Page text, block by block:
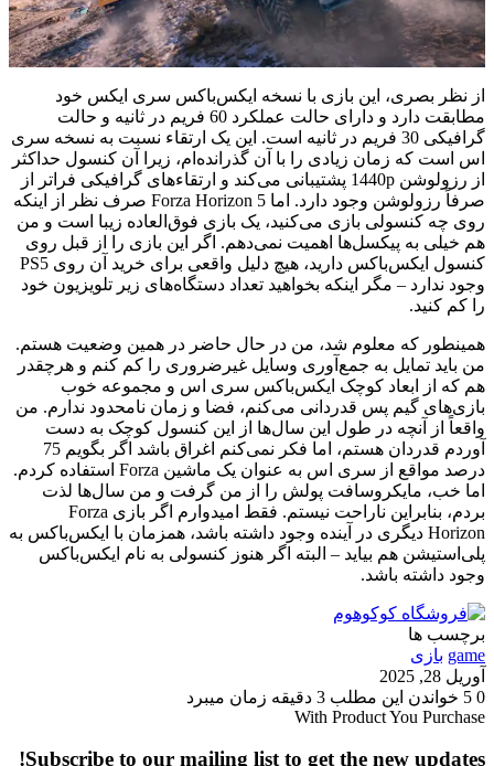
از نظر بصری، این بازی با نسخه ایکس‌باکس سری ایکس خود
مطابقت دارد و دارای حالت عملکرد 60 فریم در ثانیه و حالت
گرافیکی 30 فریم در ثانیه است. این یک ارتقاء نسبت به نسخه سری
اس است که زمان زیادی را با آن گذرانده‌ام، زیرا آن کنسول حداکثر
از رزولوشن 1440p پشتیبانی می‌کند و ارتقاء‌های گرافیکی فراتر از
صرفاً رزولوشن وجود دارد. اما Forza Horizon 5 صرف نظر از اینکه
روی چه کنسولی بازی می‌کنید، یک بازی فوق‌العاده زیبا است و من
هم خیلی به پیکسل‌ها اهمیت نمی‌دهم. اگر این بازی را از قبل روی
کنسول ایکس‌باکس دارید، هیچ دلیل واقعی برای خرید آن روی PS5
وجود ندارد – مگر اینکه بخواهید تعداد دستگاه‌های زیر تلویزیون خود
را کم کنید.
همینطور که معلوم شد، من در حال حاضر در همین وضعیت هستم.
من باید تمایل به جمع‌آوری وسایل غیرضروری را کم کنم و هرچقدر
هم که از ابعاد کوچک ایکس‌باکس سری اس و مجموعه خوب
بازی‌های گیم پس قدردانی می‌کنم، فضا و زمان نامحدود ندارم. من
واقعاً از آنچه در طول این سال‌ها از این کنسول کوچک به دست
آوردم قدردان هستم، اما فکر نمی‌کنم اغراق باشد اگر بگویم 75
درصد مواقع از سری اس به عنوان یک ماشین Forza استفاده کردم.
اما خب، مایکروسافت پولش را از من گرفت و من سال‌ها لذت
بردم، بنابراین ناراحت نیستم. فقط امیدوارم اگر بازی Forza
Horizon دیگری در آینده وجود داشته باشد، همزمان با ایکس‌باکس به
پلی‌استیشن هم بیاید – البته اگر هنوز کنسولی به نام ایکس‌باکس
وجود داشته باشد.
برچسب ها
game بازی
آوریل 28, 2025
0
خواندن این مطلب 3 دقیقه زمان میبرد
With Product You Purchase
Subscribe to our mailing list to get the new updates!